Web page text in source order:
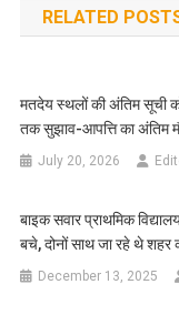
RELATED
मतदेय स्थलों की अंतिम सूची
तक सुझाव-आपत्ति का अंतिम
July 20, 2026
बाइक सवार प्राथमिक
बचे, दोनों साथ जा रहे थे शहर
December 13, 2025